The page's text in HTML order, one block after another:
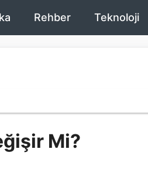
Rehber Teknoloji
Mi?